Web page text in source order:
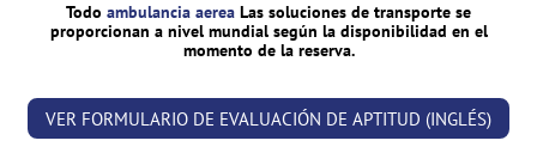
Todo ambulancia aerea Las soluciones de transporte se
proporcionan a nivel mundial según la disponibilidad en el
momento de la reserva.
VER FORMULARIO DE EVALUACIÓN DE APTITUD (INGLÉS)